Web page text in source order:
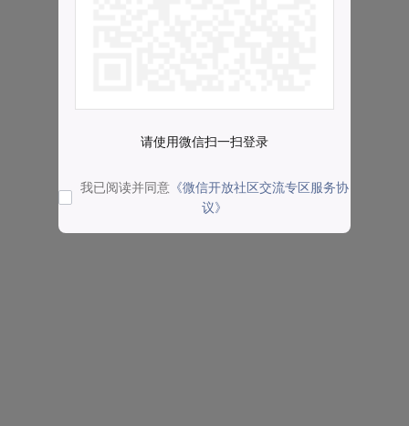
请使用微信扫一扫登录
我已阅读并同意 《微信开放社区交流专区服务协
议》